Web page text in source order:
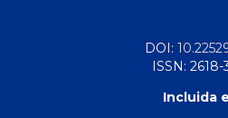
DOI:
ISSN: 2618-
Incluida